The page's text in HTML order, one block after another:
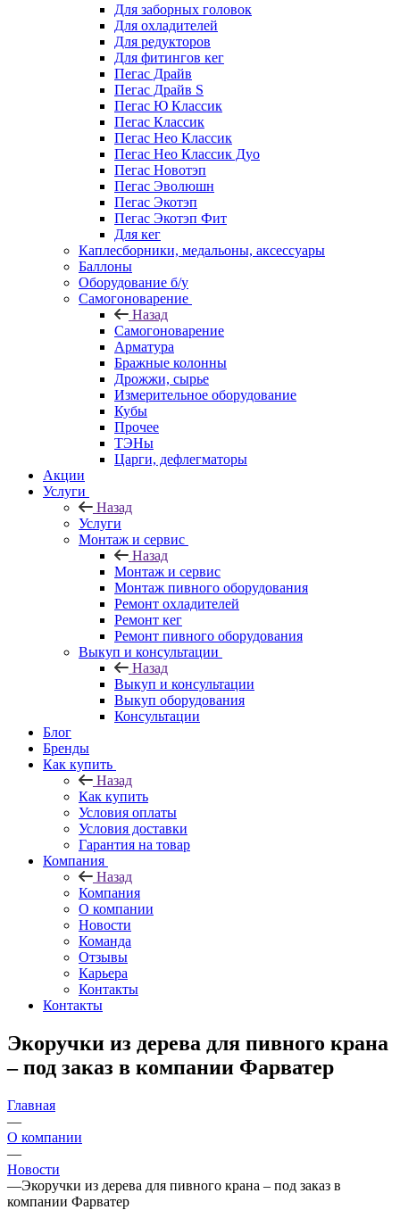
Для заборных головок
Для охладителей
Для редукторов
Для фитингов кег
Пегас Драйв
Пегас Драйв S
Пегас Ю Классик
Пегас Классик
Пегас Нео Классик
Пегас Нео Классик Дуо
Пегас Новотэп
Пегас Эволюшн
Пегас Экотэп
Пегас Экотэп Фит
Для кег
Каплесборники, медальоны, аксессуары
Баллоны
Оборудование б/у
Самогоноварение
Назад
Самогоноварение
Арматура
Бражные колонны
Дрожжи, сырье
Измерительное оборудование
Кубы
Прочее
ТЭНы
Царги, дефлегматоры
Акции
Услуги
Назад
Услуги
Монтаж и сервис
Назад
Монтаж и сервис
Монтаж пивного оборудования
Ремонт охладителей
Ремонт кег
Ремонт пивного оборудования
Выкуп и консультации
Назад
Выкуп и консультации
Выкуп оборудования
Консультации
Блог
Бренды
Как купить
Назад
Как купить
Условия оплаты
Условия доставки
Гарантия на товар
Компания
Назад
Компания
О компании
Новости
Команда
Отзывы
Карьера
Контакты
Контакты
Экоручки из дерева для пивного крана
– под заказ в компании Фарватер
Главная
—
О компании
—
Новости
—Экоручки из дерева для пивного крана – под заказ в
компании Фарватер